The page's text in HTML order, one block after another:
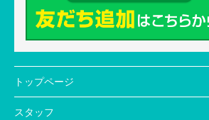
トップページ
スタッフ